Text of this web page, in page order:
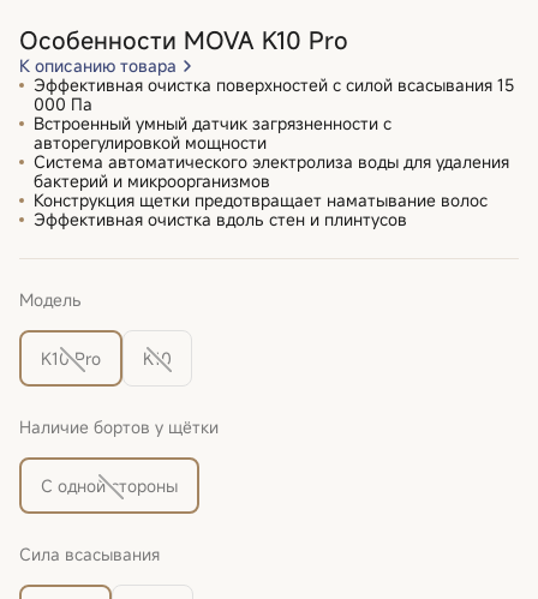
Особенности MOVA K10 Pro
К описанию товара
Эффективная очистка поверхностей с силой всасывания 15
000 Па
Встроенный умный датчик загрязненности c
авторегулировкой мощности
Система автоматического электролиза воды для удаления
бактерий и микроорганизмов
Конструкция щетки предотвращает наматывание волос
Эффективная очистка вдоль стен и плинтусов
Модель
K10 Pro K10
Наличие бортов у щётки
С одной стороны
Сила всасывания